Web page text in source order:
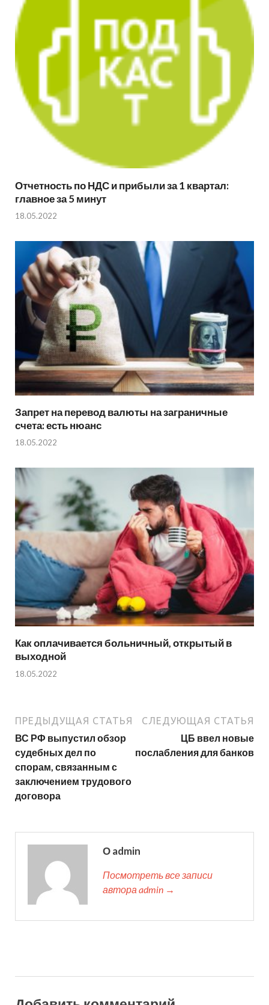
Отчетность по НДС и прибыли за 1 квартал:
главное за 5 минут
18.05.2022
Запрет на перевод валюты на заграничные
счета: есть нюанс
18.05.2022
Как оплачивается больничный, открытый в
выходной
18.05.2022
ПРЕДЫДУЩАЯ СТАТЬЯ
ВС РФ выпустил обзор
судебных дел по
спорам, связанным с
заключением трудового
договора
СЛЕДУЮЩАЯ СТАТЬЯ
ЦБ ввел новые
послабления для банков
О admin
Посмотреть все записи
автора admin →